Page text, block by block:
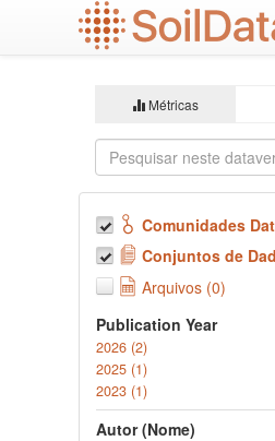
Métricas
Comunidades
Conjuntos de
Arquivos (0)
Publication Year
2026 (2)
2025 (1)
2023 (1)
Autor (Nome)